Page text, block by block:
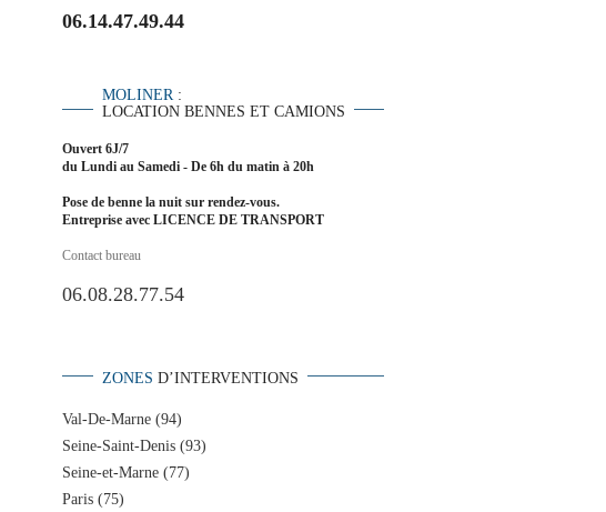
06.14.47.49.44
MOLINER :
LOCATION BENNES ET CAMIONS
Ouvert 6J/7
du Lundi au Samedi - De 6h du matin à 20h
Pose de benne la nuit sur rendez-vous.
Entreprise avec LICENCE DE TRANSPORT
Contact bureau
06.08.28.77.54
ZONES D’INTERVENTIONS
Val-De-Marne (94)
Seine-Saint-Denis (93)
Seine-et-Marne (77)
Paris (75)